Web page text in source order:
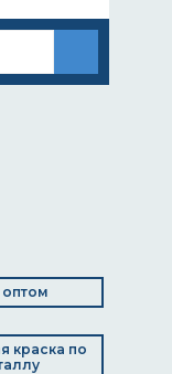
краска по